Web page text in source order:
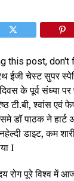
this post,
ईजी चेस्ट सुपर
दिवस के पूर्व संध्या
टी.बी, श्वांस एवं
डॉ पाठक ने हार्ट
डाइट, कम
I
रोग पूरे विश्व में